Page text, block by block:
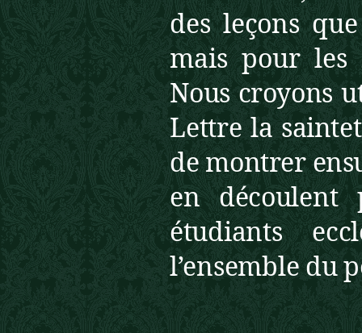
des leçons
mais pour
Nous croyons
Lettre la
de montrer
en
étudiants
l’ensemble du